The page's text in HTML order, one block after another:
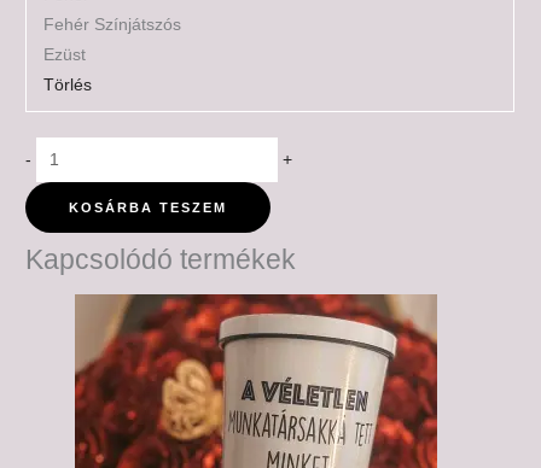
Fehér Színjátszós
Ezüst
Törlés
- +
KOSÁRBA TESZEM
Kapcsolódó termékek